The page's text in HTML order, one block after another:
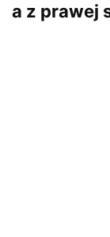
a z prawej